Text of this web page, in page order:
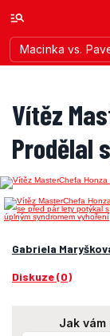
Macinka vs.
Vítěz
Prodělal
Gabriela
Diskuze (0)
Jak vám